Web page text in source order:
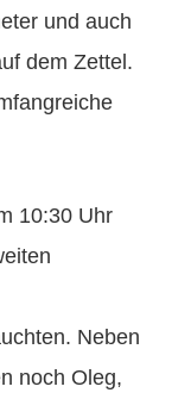
und auch
dem Zettel.
10:30 Uhr
Neben
noch Oleg,